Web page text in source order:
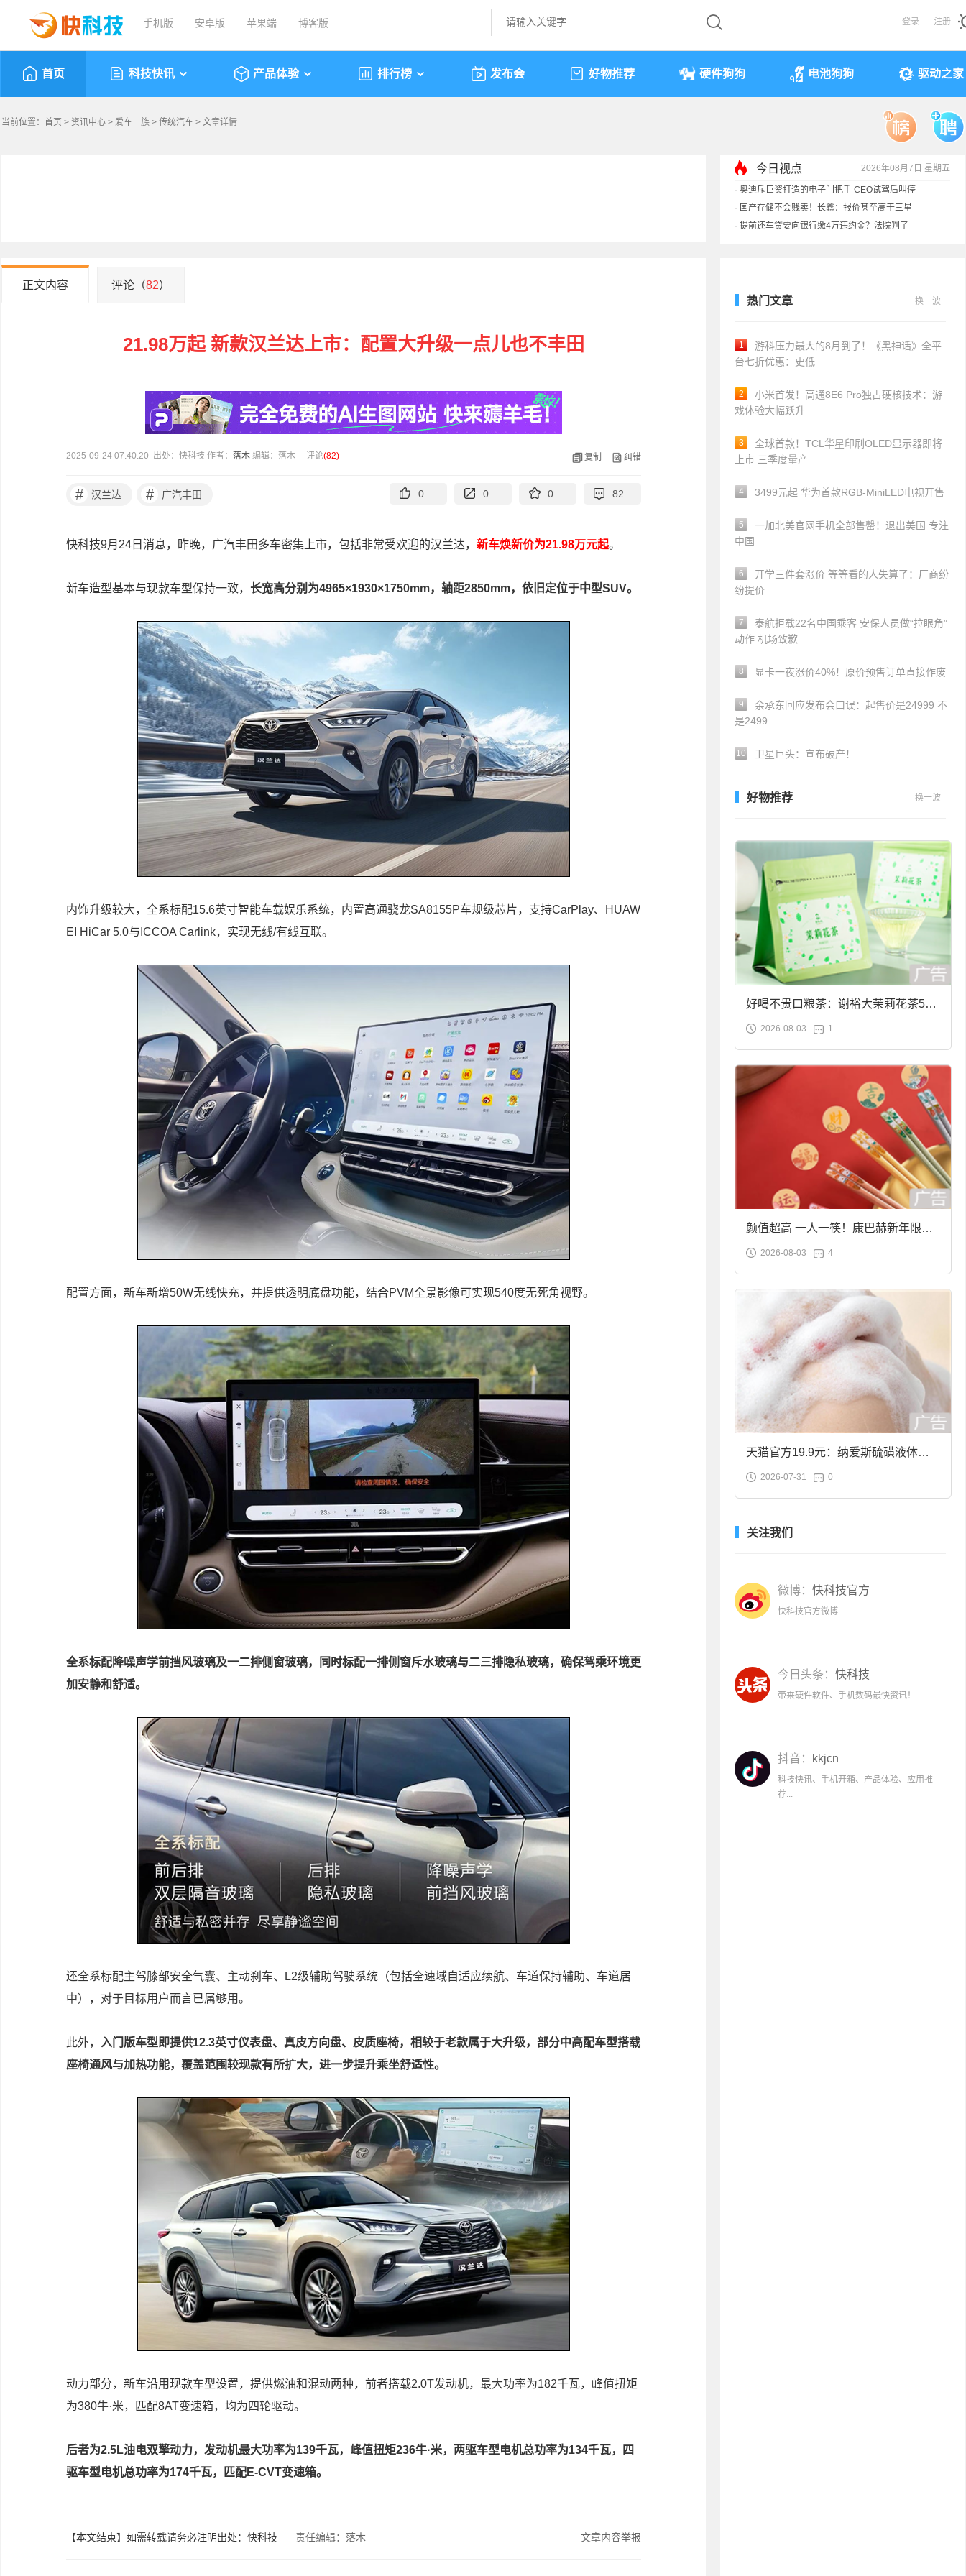
手机版 安卓版 苹果端 博客版 登录 注册
首页 科技快讯 产品体验 排行榜 发布会 好物推荐 硬件狗狗 电池狗狗 驱动之家
当前位置： 首页 > 资讯中心 > 爱车一族 > 传统汽车 > 文章详情
今日视点 2026年08月7日 星期五
· 余承东回应发布会口误：起售价不是2499
· 奥迪斥巨资打造的电子门把手 CEO试驾后叫停
· 国产存储不会贱卖！长鑫：报价甚至高于三星
正文内容 评论（82）
21.98万起 新款汉兰达上市：配置大升级一点儿也不丰田
2025-09-24 07:40:20 出处：快科技 作者： 落木 编辑：落木 评论(82) 复制 纠错
# 汉兰达 # 广汽丰田 0 0 0 82
快科技9月24日消息，昨晚，广汽丰田多车密集上市，包括非常受欢迎的汉兰达， 新车焕新价为21.98万元起。
新车造型基本与现款车型保持一致， 长宽高分别为4965×1930×1750mm，轴距2850mm，依旧定位于中型SUV。
内饰升级较大，全系标配15.6英寸智能车载娱乐系统，内置高通骁龙SA8155P车规级芯片，支持CarPlay、HUAW
EI HiCar 5.0与ICCOA Carlink，实现无线/有线互联。
配置方面，新车新增50W无线快充，并提供透明底盘功能，结合PVM全景影像可实现540度无死角视野。
全系标配降噪声学前挡风玻璃及一二排侧窗玻璃，同时标配一排侧窗斥水玻璃与二三排隐私玻璃，确保驾乘环境更
加安静和舒适。
还全系标配主驾膝部安全气囊、主动刹车、L2级辅助驾驶系统（包括全速域自适应续航、车道保持辅助、车道居
中），对于目标用户而言已属够用。
此外，
入门版车型即提供12.3英寸仪表盘、真皮方向盘、皮质座椅，相较于老款属于大升级，部分中高配车型搭载
座椅通风与加热功能，覆盖范围较现款有所扩大，进一步提升乘坐舒适性。
动力部分，新车沿用现款车型设置，提供燃油和混动两种，前者搭载2.0T发动机，最大功率为182千瓦，峰值扭矩
为380牛·米，匹配8AT变速箱，均为四轮驱动。
后者为2.5L油电双擎动力，发动机最大功率为139千瓦，峰值扭矩236牛·米，两驱车型电机总功率为134千瓦，四
驱车型电机总功率为174千瓦，匹配E-CVT变速箱。
【本文结束】如需转载请务必注明出处：快科技 责任编辑：落木 文章内容举报
热门文章 换一波
1
游科压力最大的8月到了！《黑神话》全平
台七折优惠：史低
2
小米首发！高通8E6 Pro独占硬核技术：游
戏体验大幅跃升
3
全球首款！TCL华星印刷OLED显示器即将
上市 三季度量产
4 3499元起 华为首款RGB-MiniLED电视开售
5
一加北美官网手机全部售罄！退出美国 专注
中国
6
开学三件套涨价 等等看的人失算了：厂商纷
纷提价
7
泰航拒载22名中国乘客 安保人员做“拉眼角”
动作 机场致歉
8 显卡一夜涨价40%！原价预售订单直接作废
9
余承东回应发布会口误：起售价是24999 不
是2499
10 卫星巨头：宣布破产！
好物推荐 换一波
好喝不贵口粮茶：谢裕大茉莉花茶50g
袋装9.9元到手
2026-08-03 1
颜值超高 一人一筷！康巴赫新年限定
合金筷子大促：19.9元
2026-08-03 4
天猫官方19.9元：纳爱斯硫磺液体香
皂2斤大促
2026-07-31 0
关注我们
微博： 快科技官方
快科技官方微博
今日头条： 快科技
带来硬件软件、手机数码最快资讯！
抖音： kkjcn
科技快讯、手机开箱、产品体验、应用推
荐...